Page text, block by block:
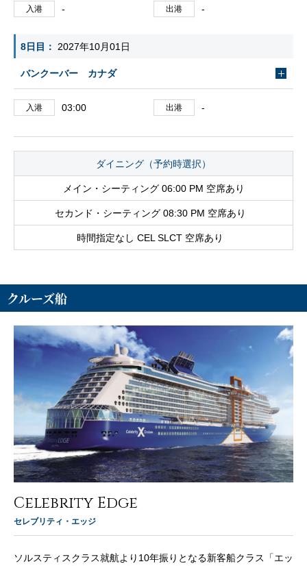
入港 - 出港 -
8日目 2027年10月01日
バンクーバー カナダ
入港 03:00 出港 -
ダイニング（予約時選択）
メイン・シーティング 06:00 PM 空席あり
セカンド・シーティング 08:30 PM 空席あり
時間指定なし CEL SLCT 空席あり
クルーズ船
Celebrity Edge
セレブリティ・エッジ
ソルスティスクラス就航より10年振りとなる新客船クラス「エッ